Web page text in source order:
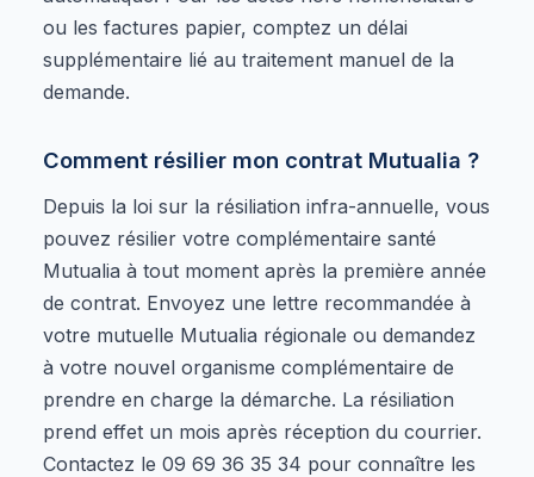
ou les factures papier, comptez un délai
supplémentaire lié au traitement manuel de la
demande.
Comment résilier mon contrat Mutualia ?
Depuis la loi sur la résiliation infra-annuelle, vous
pouvez résilier votre complémentaire santé
Mutualia à tout moment après la première année
de contrat. Envoyez une lettre recommandée à
votre mutuelle Mutualia régionale ou demandez
à votre nouvel organisme complémentaire de
prendre en charge la démarche. La résiliation
prend effet un mois après réception du courrier.
Contactez le 09 69 36 35 34 pour connaître les